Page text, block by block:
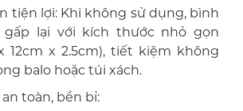
tiện lợi: Khi không sử dụng, bình
lại với kích thước nhỏ gọn
12cm x 2.5cm), tiết kiệm không
balo hoặc túi xách.
toàn, bền bỉ: